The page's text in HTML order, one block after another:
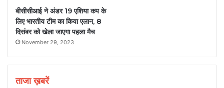
बीसीसीआई ने अंडर 19 एशिया कप के
लिए भारतीय टीम का किया एलान, 8
दिसंबर को खेला जाएगा पहला मैच
November 29, 2023
ताजा ख़बरें